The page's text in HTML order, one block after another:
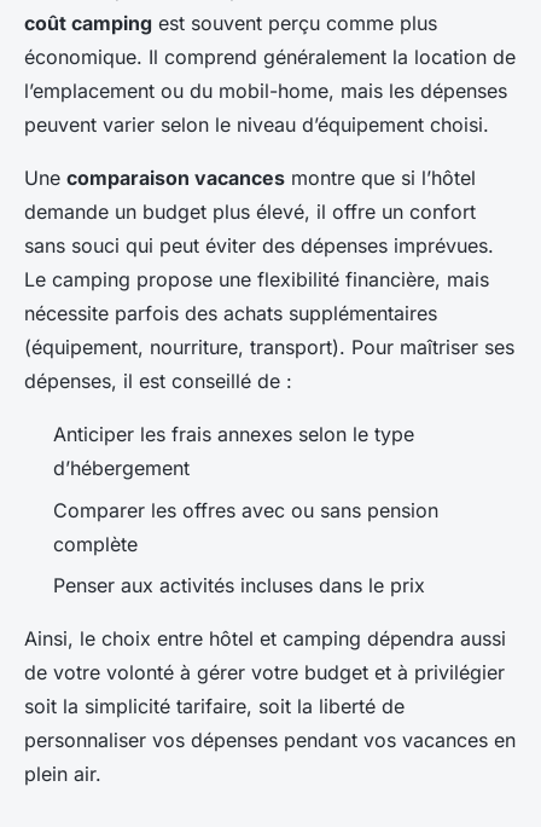
coût camping est souvent perçu comme plus
économique. Il comprend généralement la location de
l’emplacement ou du mobil-home, mais les dépenses
peuvent varier selon le niveau d’équipement choisi.
Une comparaison vacances montre que si l’hôtel
demande un budget plus élevé, il offre un confort
sans souci qui peut éviter des dépenses imprévues.
Le camping propose une flexibilité financière, mais
nécessite parfois des achats supplémentaires
(équipement, nourriture, transport). Pour maîtriser ses
dépenses, il est conseillé de :
Anticiper les frais annexes selon le type
d’hébergement
Comparer les offres avec ou sans pension
complète
Penser aux activités incluses dans le prix
Ainsi, le choix entre hôtel et camping dépendra aussi
de votre volonté à gérer votre budget et à privilégier
soit la simplicité tarifaire, soit la liberté de
personnaliser vos dépenses pendant vos vacances en
plein air.